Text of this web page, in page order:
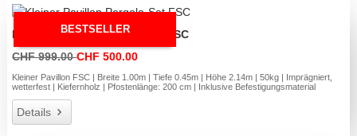
BESTSELLER
Kleiner Pavillon Pergola-Set FSC
CHF 999.00CHF 500.00
Kleiner Pavillon FSC | Breite 1.00m | Tiefe 0.45m | Höhe 2.14m | 50kg | Imprägniert,
wetterfest | Kiefernholz | Pfostenlänge: 200 cm | Inklusive Befestigungsmaterial
Details